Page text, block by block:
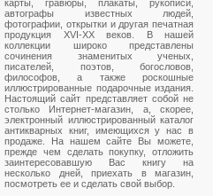
карты, гравюры, плакаты, рукописи,
автографы известных людей,
фотографии, открытки и другая печатная
продукция XVI-XX веков. В нашей
коллекции широко представлены
сочинения знаменитых ученых,
писателей, поэтов, богословов,
философов, а также роскошные
иллюстрированные подарочные издания.
Настоящий сайт представляет собой не
столько Интернет-магазин, а, скорее,
электронный иллюстрированный каталог
антикварных книг, имеющихся у нас в
продаже. На нашем сайте Вы можете,
прежде чем сделать покупку, отложить
заинтересовавшую Вас книгу на
несколько дней, приехать в магазин,
посмотреть ее и сделать свой выбор.